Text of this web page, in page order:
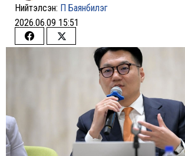
Нийтэлсэн: П Баянбилэг
2026.06.09 15:51
Share
Share